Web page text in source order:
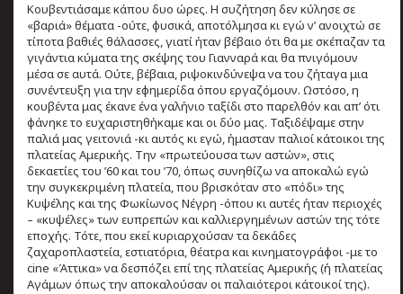
Κουβεντιάσαμε κάπου δυο ώρες. Η συζήτηση δεν κύλησε σε
«βαριά» θέματα -ούτε, φυσικά, αποτόλμησα κι εγώ ν’ ανοιχτώ σε
τίποτα βαθιές θάλασσες, γιατί ήταν βέβαιο ότι θα με σκέπαζαν τα
γιγάντια κύματα της σκέψης του Γιανναρά και θα πνιγόμουν
μέσα σε αυτά. Ούτε, βέβαια, ριψοκινδύνεψα να του ζήταγα μια
συνέντευξη για την εφημερίδα όπου εργαζόμουν. Ωστόσο, η
κουβέντα μας έκανε ένα γαλήνιο ταξίδι στο παρελθόν και απ’ ότι
φάνηκε το ευχαριστηθήκαμε και οι δύο μας. Ταξιδέψαμε στην
παλιά μας γειτονιά -κι αυτός κι εγώ, ήμασταν παλιοί κάτοικοι της
πλατείας Αμερικής. Την «πρωτεύουσα των αστών», στις
δεκαετίες του ’60 και του ’70, όπως συνηθίζω να αποκαλώ εγώ
την συγκεκριμένη πλατεία, που βρισκόταν στο «πόδι» της
Κυψέλης και της Φωκίωνος Νέγρη -όπου κι αυτές ήταν περιοχές
– «κυψέλες» των ευπρεπών και καλλιεργημένων αστών της τότε
εποχής. Τότε, που εκεί κυριαρχούσαν τα δεκάδες
ζαχαροπλαστεία, εστιατόρια, θέατρα και κινηματογράφοι -με το
cine «Άττικα» να δεσπόζει επί της πλατείας Αμερικής (ή πλατείας
Αγάμων όπως την αποκαλούσαν οι παλαιότεροι κάτοικοί της).